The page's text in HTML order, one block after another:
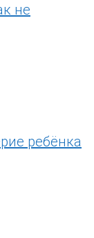
не
ребёнка